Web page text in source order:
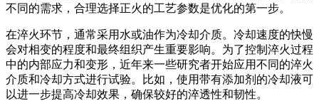
不同的需求，合理选择正火的工艺参数是优化的第一步。
在淬火环节，通常采用水或油作为冷却介质。冷却速度的快慢
会对相变的程度和最终组织产生重要影响。为了控制淬火过程
中的内部应力和变形，近年来一些研究者开始应用不同的淬火
介质和冷却方式进行试验。比如，使用带有添加剂的冷却液可
以进一步提高冷却效果，确保较好的淬透性和韧性。